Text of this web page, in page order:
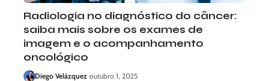
Radiologia no diagnóstico do câncer:
saiba mais sobre os exames de
imagem e o acompanhamento
oncológico
Diego Velázquez outubro 1, 2025